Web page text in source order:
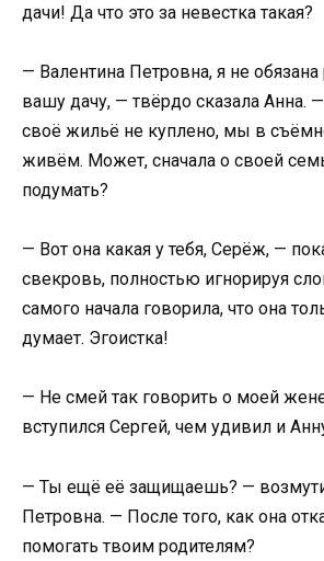
дачи! Да что это за невестка такая?
— Валентина Петровна, я не
вашу дачу, — твёрдо сказала Анна.
своё жильё не куплено, мы в
живём. Может, сначала о своей
подумать?
— Вот она какая у тебя, Серёж, —
свекровь, полностью игнорируя
самого начала говорила, что она
думает. Эгоистка!
— Не смей так говорить о моей
вступился Сергей, чем удивил и
— Ты ещё её защищаешь? —
Петровна. — После того, как она
помогать твоим родителям?